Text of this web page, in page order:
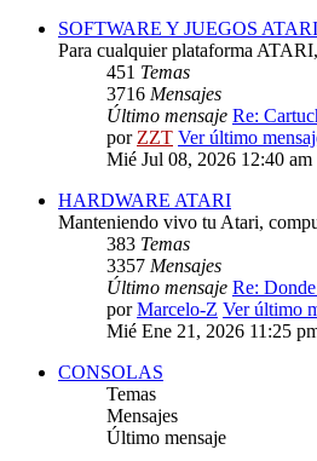
SOFTWARE Y JUEGOS ATARI
Para cualquier plataforma
451 Temas
3716 Mensajes
Último mensaje Re:
porZZT Ver último
Mié Jul 08, 2026 12:40 am
HARDWARE ATARI
Manteniendo vivo tu Atari,
383 Temas
3357 Mensajes
Último mensaje Re:
porMarcelo-Z Ver último
Mié Ene 21, 2026 11:25
CONSOLAS
Temas
Mensajes
Último mensaje